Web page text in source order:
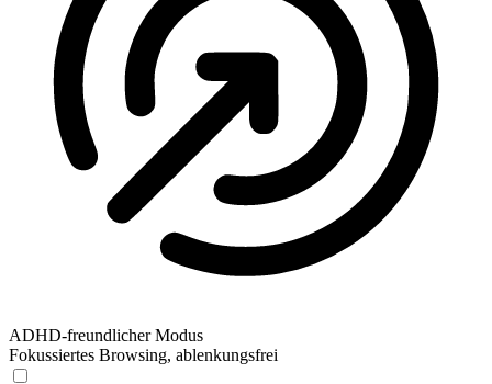
ADHD-freundlicher Modus
Fokussiertes Browsing, ablenkungsfrei